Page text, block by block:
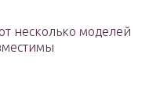
несколько моделей